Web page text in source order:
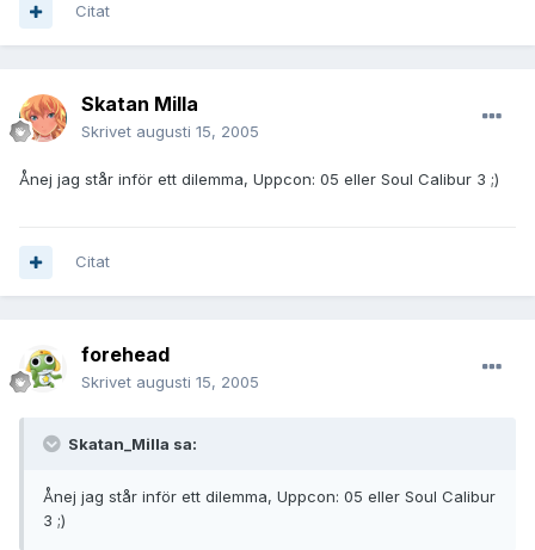
Citat
Skatan Milla
Skrivet augusti 15, 2005
Ånej jag står inför ett dilemma, Uppcon: 05 eller Soul Calibur 3 ;)
Citat
forehead
Skrivet augusti 15, 2005
Skatan_Milla sa:
Ånej jag står inför ett dilemma, Uppcon: 05 eller Soul Calibur
3 ;)